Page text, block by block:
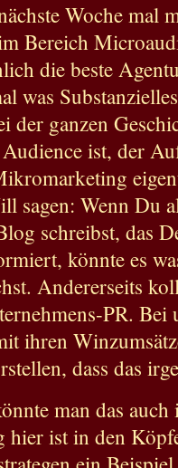
Woche mal
Bereich
die beste
was
der ganzen
ist, der
sagen: Wenn Du
schreibst, das
könnte es
Andererseits
PR. Bei
ihren
dass das
man das
hier ist in den